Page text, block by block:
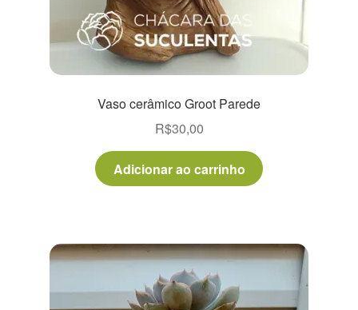
Vaso cerâmico Groot Parede
R$30,00
Adicionar ao carrinho